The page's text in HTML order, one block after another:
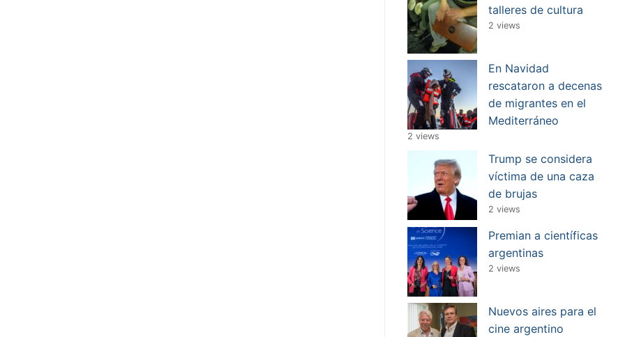
talleres de cultura
2 views
En Navidad
rescataron a decenas
de migrantes en el
Mediterráneo
2 views
Trump se considera
víctima de una caza
de brujas
2 views
Premian a científicas
argentinas
2 views
Nuevos aires para el
cine argentino